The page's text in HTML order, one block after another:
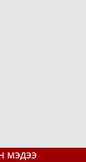
МЭДЭЭ